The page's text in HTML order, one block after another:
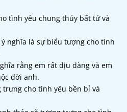
tình yêu chung thủy bất tử và
nghĩa là sự biểu tượng cho tình
rằng em rất dịu dàng và em
đời anh.
trưng cho tình yêu bền bỉ và